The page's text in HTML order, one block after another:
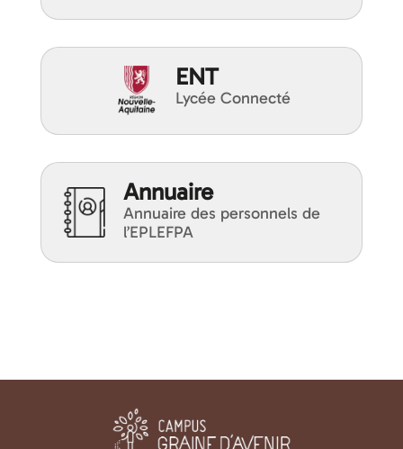
ENT
Lycée Connecté
Annuaire
Annuaire des personnels de
l’EPLEFPA